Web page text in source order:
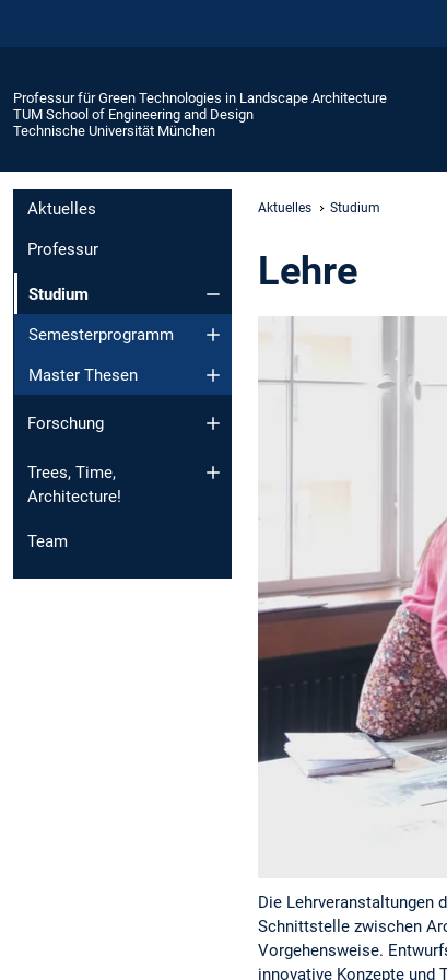
Professur für Green Technologies in Landscape Architecture
TUM School of Engineering and Design
Technische Universität München
Aktuelles
Professur
Studium
Semesterprogramm
Master Thesen
Forschung
Trees, Time,
Architecture!
Team
Aktuelles Studium
Lehre
Die Lehrveranstaltungen
Schnittstelle zwischen
Vorgehensweise.
innovative Konzepte und